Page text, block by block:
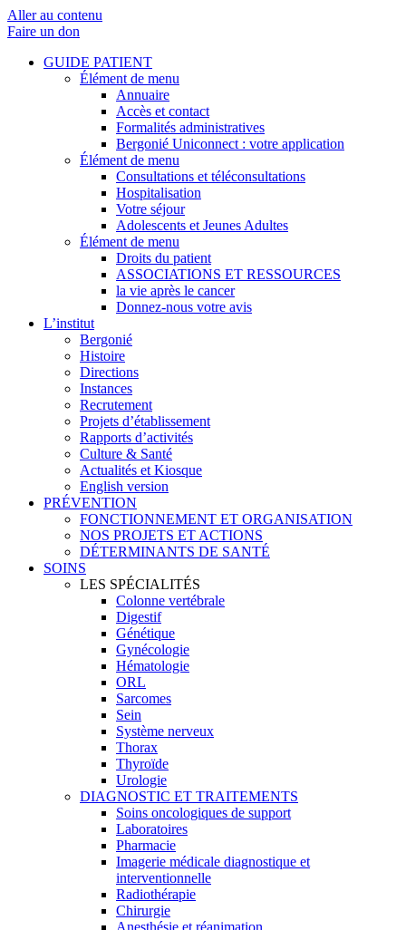
Aller au contenu
Faire un don
GUIDE PATIENT
Élément de menu
Annuaire
Accès et contact
Formalités administratives
Bergonié Uniconnect : votre application
Élément de menu
Consultations et téléconsultations
Hospitalisation
Votre séjour
Adolescents et Jeunes Adultes
Élément de menu
Droits du patient
ASSOCIATIONS ET RESSOURCES
la vie après le cancer
Donnez-nous votre avis
L’institut
Bergonié
Histoire
Directions
Instances
Recrutement
Projets d’établissement
Rapports d’activités
Culture & Santé
Actualités et Kiosque
English version
PRÉVENTION
FONCTIONNEMENT ET ORGANISATION
NOS PROJETS ET ACTIONS
DÉTERMINANTS DE SANTÉ
SOINS
LES SPÉCIALITÉS
Colonne vertébrale
Digestif
Génétique
Gynécologie
Hématologie
ORL
Sarcomes
Sein
Système nerveux
Thorax
Thyroïde
Urologie
DIAGNOSTIC ET TRAITEMENTS
Soins oncologiques de support
Laboratoires
Pharmacie
Imagerie médicale diagnostique et
interventionnelle
Radiothérapie
Chirurgie
Anesthésie et réanimation